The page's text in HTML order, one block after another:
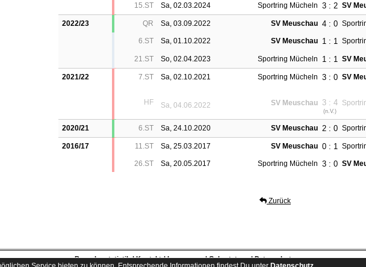
15.ST Sa, 02.03.2024 Sportring Mücheln 3 : 2 SV
2022/23 QR Sa, 03.09.2022 SV Meuschau 4 : 0
6.ST Sa, 01.10.2022 SV Meuschau 1 : 1
21.ST So, 02.04.2023 Sportring Mücheln 1 : 1 SV
2021/22 7.ST Sa, 02.10.2021 Sportring Mücheln 3 : 0 SV
HF Sa, 04.06.2022 SV Meuschau 3 : 4
(n.V.)
2020/21 6.ST Sa, 24.10.2020 SV Meuschau 2 : 0
2016/17 11.ST Sa, 25.03.2017 SV Meuschau 0 : 1
26.ST Sa, 20.05.2017 Sportring Mücheln 3 : 0 SV
Zurück
Besucherstatistik Kontakt Impressum Geburtstage Datenschutz